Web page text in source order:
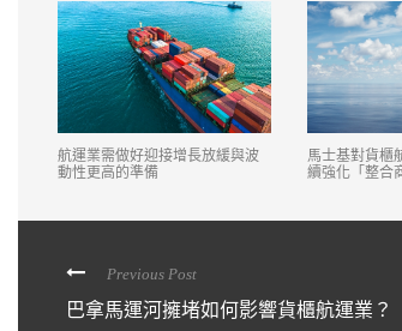
Previous Post
巴拿馬運河擁堵如何影響貨櫃航運業？
航運業需做好迎接增長放緩與波
動性更高的準備
馬士基對貨櫃
續強化「整合